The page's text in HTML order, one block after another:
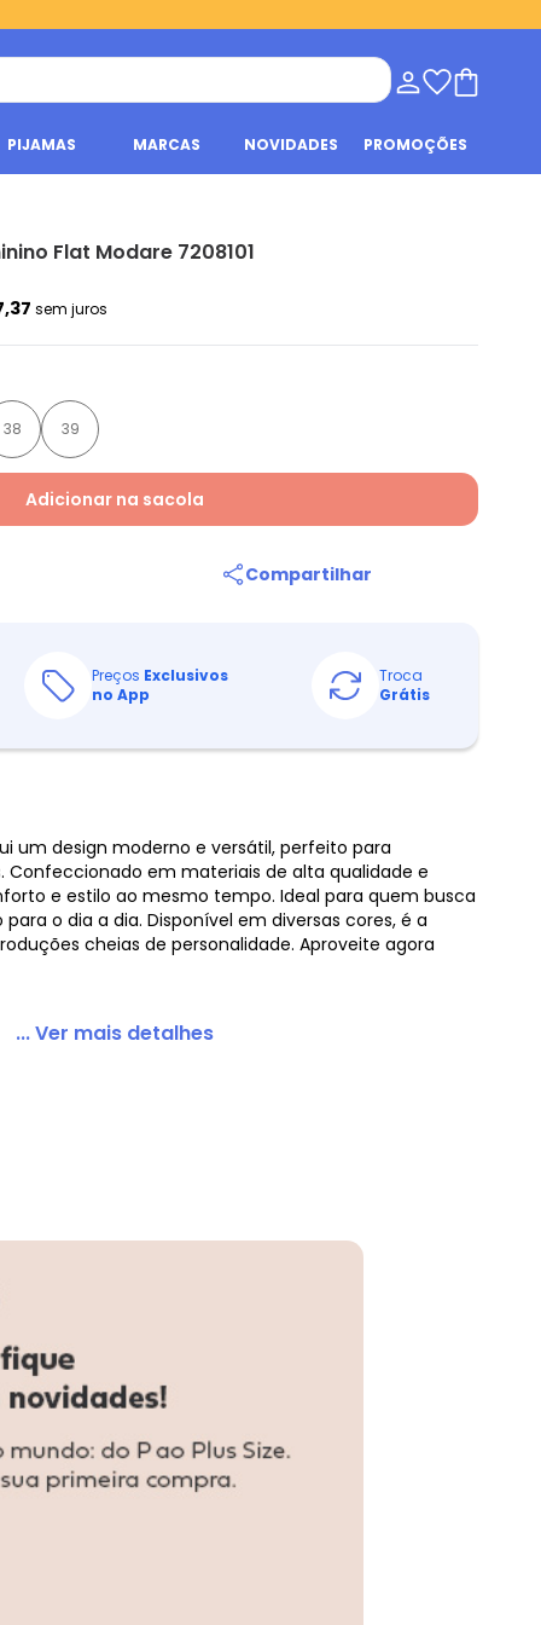
PIJAMAS MARCAS NOVIDADES PROMOÇÕES
7208101 - Preto
Flat Modare 7208101
sem juros
38 39
Adicionar na sacola
Compartilhar
Preços Exclusivos
no App
Troca
Grátis
um design moderno e versátil, perfeito para
Confeccionado em materiais de alta qualidade e
e estilo ao mesmo tempo. Ideal para quem busca
o dia a dia. Disponível em diversas cores, é a
cheias de personalidade. Aproveite agora
... Ver mais detalhes